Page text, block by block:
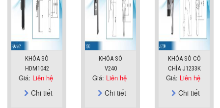
KHÓA SÒ
HDM1042
Giá: Liên hệ
Chi tiết
KHÓA SÒ
V240
Giá: Liên hệ
Chi tiết
KHÓA SÒ CÓ
CHÌA J1233K
Giá: Liên hệ
Chi tiết